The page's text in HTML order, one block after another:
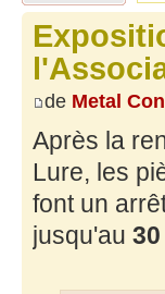
de Metal
Après la
Lure, les
font un
jusqu'au